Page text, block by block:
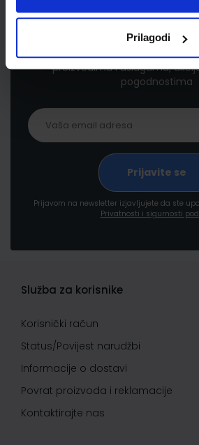
Prilagodi
Newsletter
Prijavite se kako bi primali
proizvodima i uslugama,
pogodnostima
Prijavom na newsletter izjavljujete da ste
Privatnosti i sigurnosti
Služba za korisnike
Korisnički račun
Status/Povijest narudžbi
Informacije o dostavi
Povrat proizvoda i reklamacije
Kontaktirajte nas